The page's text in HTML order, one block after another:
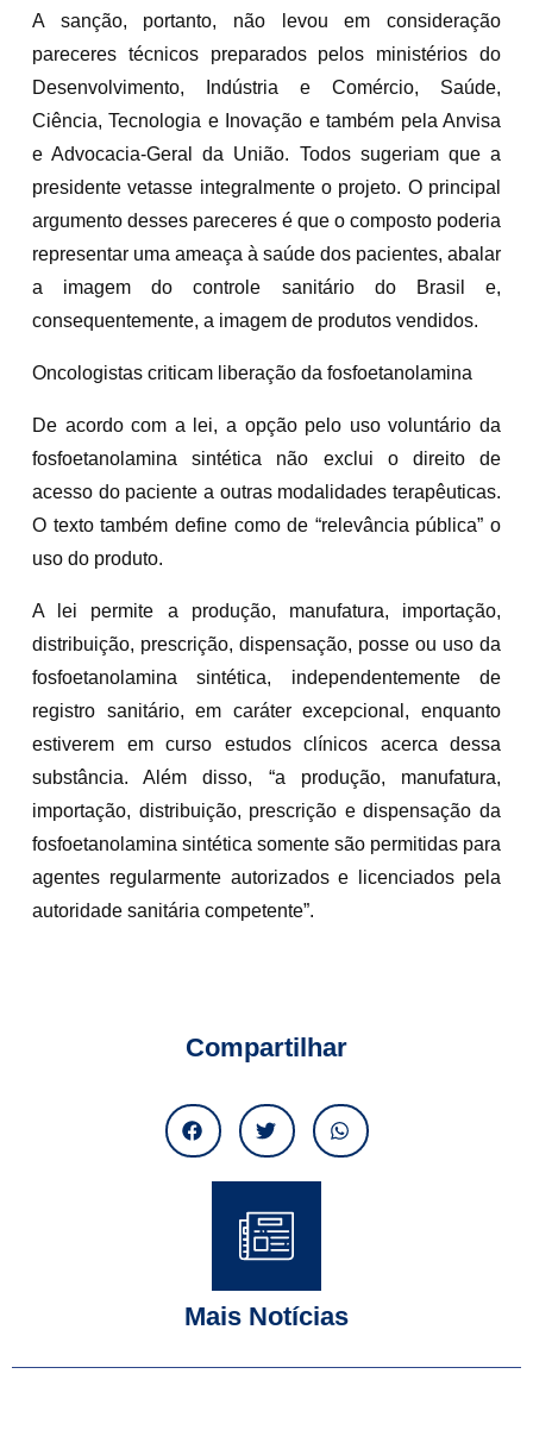
A sanção, portanto, não levou em consideração
pareceres técnicos preparados pelos ministérios do
Desenvolvimento, Indústria e Comércio, Saúde,
Ciência, Tecnologia e Inovação e também pela Anvisa
e Advocacia-Geral da União. Todos sugeriam que a
presidente vetasse integralmente o projeto. O principal
argumento desses pareceres é que o composto poderia
representar uma ameaça à saúde dos pacientes, abalar
a imagem do controle sanitário do Brasil e,
consequentemente, a imagem de produtos vendidos.
Oncologistas criticam liberação da fosfoetanolamina
De acordo com a lei, a opção pelo uso voluntário da
fosfoetanolamina sintética não exclui o direito de
acesso do paciente a outras modalidades terapêuticas.
O texto também define como de “relevância pública” o
uso do produto.
A lei permite a produção, manufatura, importação,
distribuição, prescrição, dispensação, posse ou uso da
fosfoetanolamina sintética, independentemente de
registro sanitário, em caráter excepcional, enquanto
estiverem em curso estudos clínicos acerca dessa
substância. Além disso, “a produção, manufatura,
importação, distribuição, prescrição e dispensação da
fosfoetanolamina sintética somente são permitidas para
agentes regularmente autorizados e licenciados pela
autoridade sanitária competente”.
Compartilhar
Mais Notícias